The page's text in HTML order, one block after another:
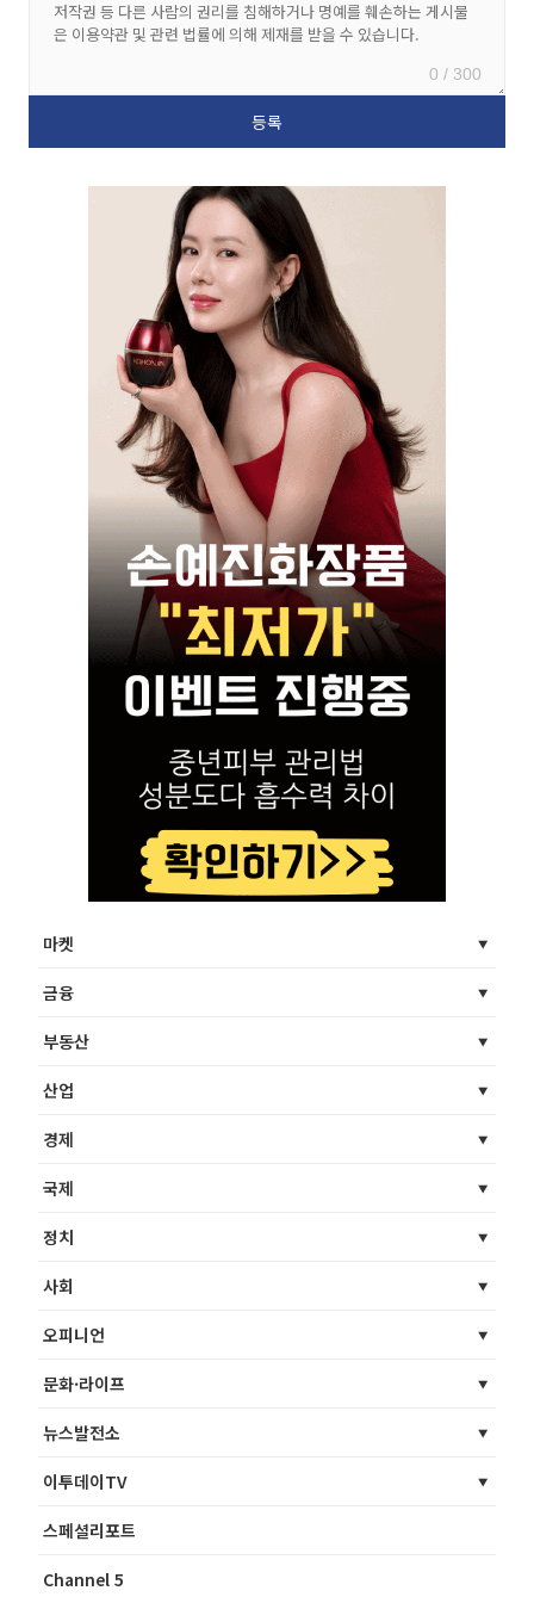
0 / 300
마켓
금융
부동산
산업
경제
국제
정치
사회
오피니언
문화·라이프
뉴스발전소
이투데이TV
스페셜리포트
Channel 5